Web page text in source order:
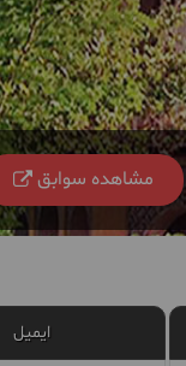
مشاهده سوابق
ایمیل